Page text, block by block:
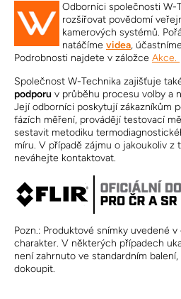
Odborníci společnosti W-
rozšiřovat povědomí
kamerových systémů.
natáčíme videa,
Podrobnosti najdete v záložce Akce.
Společnost W-Technika zajišťuje
podporu v průběhu procesu volby a
Její odborníci poskytují zákazníkům
fázích měření, provádějí testovací
sestavit metodiku
míru. V případě zájmu o jakoukoliv z
neváhejte kontaktovat.
Pozn.: Produktové snímky uvedené
charakter. V některých případech
není zahrnuto ve standardním
dokoupit.